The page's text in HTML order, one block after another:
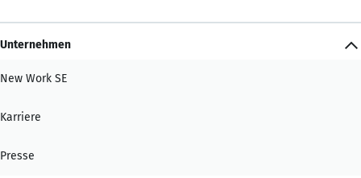
Unternehmen
New Work SE
Karriere
Presse